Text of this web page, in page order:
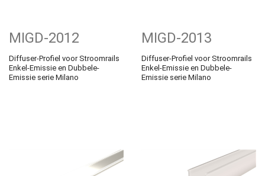
MIGD-2012
Diffuser-Profiel voor Stroomrails
Enkel-Emissie en Dubbele-
Emissie serie Milano
MIGD-2013
Diffuser-Profiel voor Stroomrails
Enkel-Emissie en Dubbele-
Emissie serie Milano